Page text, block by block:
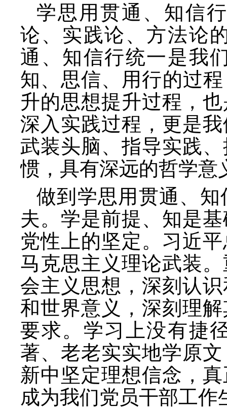
学思用贯通、知信
论、实践论、方法论
通、知信行统一是我
知、思信、用行的过
升的思想提升过程，
深入实践过程，更是
武装头脑、指导实践
惯，具有深远的哲学意
做到学思用贯通、
夫。学是前提、知是
党性上的坚定。习近
马克思主义理论武装
会主义思想，深刻认
和世界意义，深刻理
要求。学习上没有捷
著、老老实实地学原
新中坚定理想信念，
成为我们党员干部工作